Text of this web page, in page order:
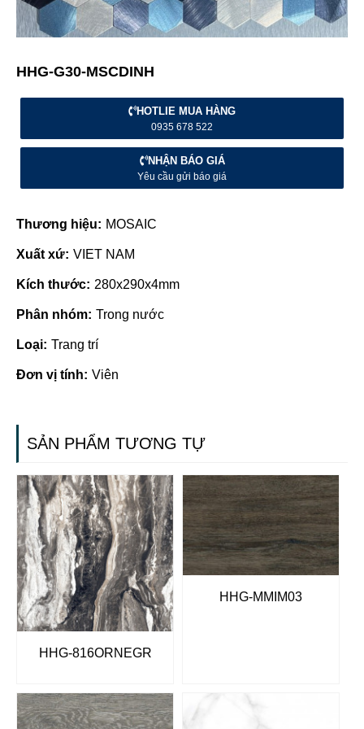
HHG-G30-MSCDINH
HOTLIE MUA HÀNG
0935 678 522
NHẬN BÁO GIÁ
Yêu cầu gửi báo giá
Thương hiệu: MOSAIC
Xuất xứ: VIET NAM
Kích thước: 280x290x4mm
Phân nhóm: Trong nước
Loại: Trang trí
Đơn vị tính: Viên
SẢN PHẨM TƯƠNG TỰ
HHG-816ORNEGR
HHG-MMIM03